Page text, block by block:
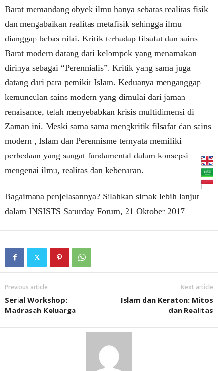
Barat memandang obyek ilmu hanya sebatas realitas fisik
dan mengabaikan realitas metafisik sehingga ilmu
dianggap bebas nilai. Kritik terhadap filsafat dan sains
Barat modern datang dari kelompok yang menamakan
dirinya sebagai “Perennialis”. Kritik yang sama juga
datang dari para pemikir Islam. Keduanya menganggap
kemunculan sains modern yang dimulai dari jaman
renaisance, telah menyebabkan krisis multidimensi di
Zaman ini. Meski sama sama mengkritik filsafat dan sains
modern , Islam dan Perennisme ternyata memiliki
perbedaan yang sangat fundamental dalam konsepsi
mengenai ilmu, realitas dan kebenaran.
Bagaimana penjelasannya? Silahkan simak lebih lanjut
dalam INSISTS Saturday Forum, 21 Oktober 2017
Previous article
Serial Workshop:
Madrasah Keluarga
Next article
Islam dan Keraton: Mitos
dan Realitas